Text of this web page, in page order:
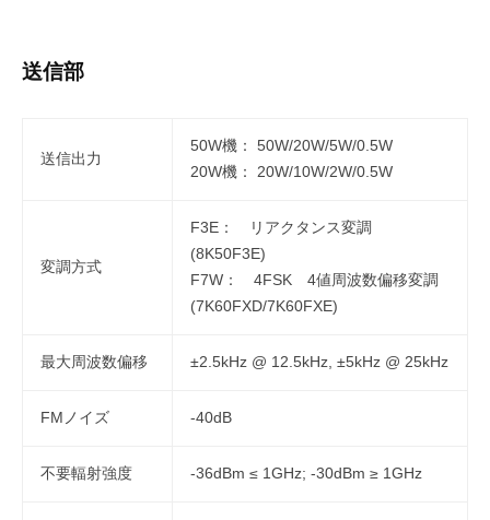
送信部
送信出力
50W機： 50W/20W/5W/0.5W
20W機： 20W/10W/2W/0.5W
変調方式
F3E： リアクタンス変調
(8K50F3E)
F7W： 4FSK 4値周波数偏移変調
(7K60FXD/7K60FXE)
最大周波数偏移 ±2.5kHz @ 12.5kHz, ±5kHz @ 25kHz
FMノイズ -40dB
不要輻射強度 -36dBm ≤ 1GHz; -30dBm ≥ 1GHz